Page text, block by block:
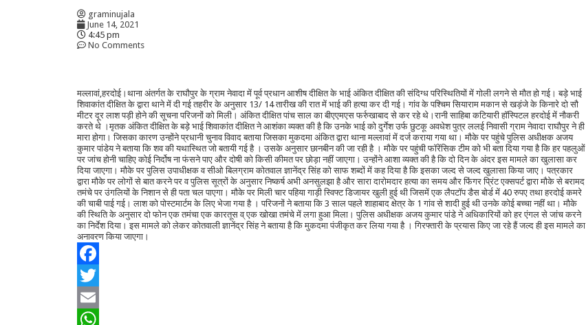
graminujala
June 14, 2021
4:45 pm
No Comments
मल्लावां,हरदोई।थाना अंतर्गत के राघौपुर के ग्राम नेवादा में पूर्व प्रधान आशीष दीक्षित के भाई अंकित दीक्षित की संदिग्ध परिस्थितियों में गोली लगने से मौत हो गई। बड़े भाई
शिवाकांत दीक्षित के द्वारा थाने में दी गई तहरीर के अनुसार 13/ 14 तारीख की रात में भाई की हत्या कर दी गई। गांव के पश्चिम सियाराम मकान से खड़ंजे के किनारे दो सौ
मीटर दूर लाश पड़ी होने की सूचना परिजनों को मिली। अंकित दीक्षित पांच साल का बीएएमएस फर्रुखाबाद से कर रहे थे।रानी साहिबा कटियारी हॉस्पिटल हरदोई में नौकरी
करते थे ।मृतक अंकित दीक्षित के बड़े भाई शिवाकांत दीक्षित ने आशंका व्यक्त की है कि उनके भाई को दुर्गेश उर्फ छुटकू अवधेश पुत्र ललई निवासी ग्राम नेवादा राघौपुर ने ही
मारा होगा। जिसका कारण उन्होंने प्रधानी चुनाव विवाद बताया जिसका मुकदमा अंकित द्वारा थाना मल्लावां में दर्ज कराया गया था। मौके पर पहुंचे पुलिस अधीक्षक अजय
कुमार पांडेय ने बताया कि शव की यथास्थित जो बतायी गई है । उसके अनुसार छानबीन की जा रही है । मौके पर पहुंची फॉरेंसिक टीम को भी बता दिया गया है कि हर पहलुओं
पर जांच होनी चाहिए कोई निर्दोष ना फंसने पाए और दोषी को किसी कीमत पर छोड़ा नहीं जाएगा। उन्होंने आशा व्यक्त की है कि दो दिन के अंदर इस मामले का खुलासा कर
दिया जाएगा। मौके पर पुलिस उपाधीक्षक व सीओ बिलग्राम कोतवाल ज्ञानेंद्र सिंह को साफ शब्दों में कह दिया है कि इसका जल्द से जल्द खुलासा किया जाए। पत्रकार
द्वारा मौके पर लोगों से बात करने पर व पुलिस सूत्रों के अनुसार निष्कर्ष अभी अनसुलझा है और सारा दारोमदार हत्या का समय और फिंगर प्रिंट एक्सपर्ट द्वारा मौके से बरामद
तमंचे पर उंगलियों के निशान से ही पता चल पाएगा। मौके पर मिली चार पहिया गाड़ी स्विफ्ट डिजायर खुली हुई थी जिसमें एक लैपटॉप डैस बोर्ड में 40 रुपए तथा हरदोई कमरे
की चाबी पाई गई। लाश को पोस्टमार्टम के लिए भेजा गया है । परिजनों ने बताया कि 3 साल पहले शाहाबाद क्षेत्र के 1 गांव से शादी हुई थी उनके कोई बच्चा नहीं था। मौके
की स्थिति के अनुसार दो फोन एक तमंचा एक कारतूस व् एक खोखा तमंचे में लगा हुआ मिला। पुलिस अधीक्षक अजय कुमार पांडे ने अधिकारियों को हर एंगल से जांच करने
का निर्देश दिया। इस मामले को लेकर कोतवाली ज्ञानेंद्र सिंह ने बताया है कि मुकदमा पंजीकृत कर लिया गया है । गिरफ्तारी के प्रयास किए जा रहे हैं जल्द ही इस मामले का
अनावरण किया जाएगा।
Facebook
Twitter
Email